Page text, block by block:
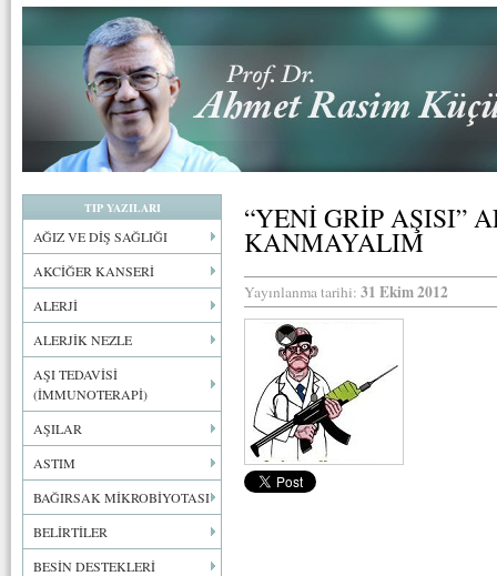
TIP YAZILARI
AĞIZ VE DİŞ SAĞLIĞI
AKCİĞER KANSERİ
ALERJİ
ALERJİK NEZLE
AŞI TEDAVİSİ
(İMMUNOTERAPİ)
AŞILAR
ASTIM
BAĞIRSAK MİKROBİYOTASI
BELİRTİLER
BESİN DESTEKLERİ
“YENİ GRİP AŞISI”
KANMAYALIM
Yayınlanma tarihi: 31 Ekim 2012